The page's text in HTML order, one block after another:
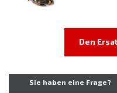
Den
Sie haben eine Frage?